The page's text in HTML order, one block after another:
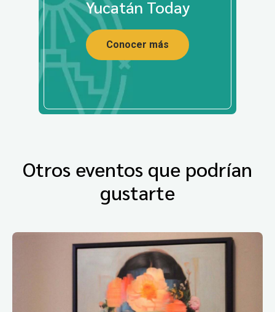
Yucatán Today
Conocer más
Otros eventos que podrían
gustarte